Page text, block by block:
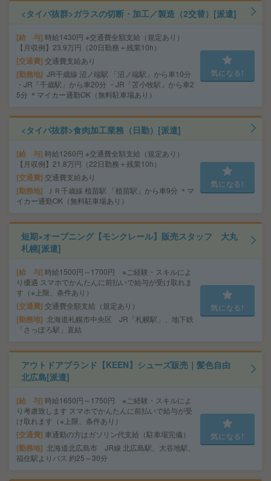
<タイパ抜群>ガラスの切断・加工／製造（2交替）[派遣]
給 与 時給1430円 ※交通費全額支給（規定あり）
【月収例】23.9万円（20日勤務＋残業10h）
交通費 交通費支給あり
勤務地 JR千歳線 沼ノ端駅 「沼ノ端駅」から車10分
・JR「千歳駅」から車20分 ・JR「苫小牧駅」から車2
5分 ＊マイカー通勤OK（無料駐車場あり）
気になる!
<タイパ抜群>食肉加工業務（日勤）[派遣]
給 与 時給1260円 ※交通費全額支給（規定あり）
【月収例】21.8万円（22日勤務＋残業10h）
交通費 交通費支給あり
勤務地
ＪＲ千歳線 植苗駅 「植苗駅」から車9分 ＊マ
イカー通勤OK（無料駐車場あり）
気になる!
短期×オープニング【モンクレール】販売スタッフ 大丸
札幌[派遣]
給 与 時給1500円～1700円 ※ご経験・スキルによ
り優遇 スマホでかんたんに前払いで給与が受け取れま
す（※上限、条件あり）
交通費 交通費全額支給（規定あり）
勤務地
北海道札幌市中央区 JR「札幌駅」、地下鉄
「さっぽろ駅」直結
気になる!
アウトドアブランド【KEEN】シューズ販売｜髪色自由
北広島[派遣]
給 与 時給1650円～1750円 ※ご経験・スキルによ
り考慮致します スマホでかんたんに前払いで給与が受
け取れます（※上限、条件あり）
交通費 車通勤の方はガソリン代支給（駐車場完備）
勤務地
北海道北広島市 JR線 北広島駅、大谷地駅、
福住駅よりバス 約25～30分
気になる!